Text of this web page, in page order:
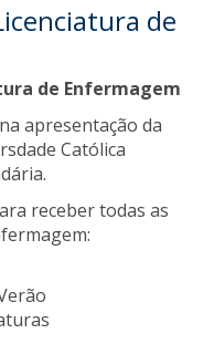
de
de Enfermagem
apresentação da
Católica
receber todas as